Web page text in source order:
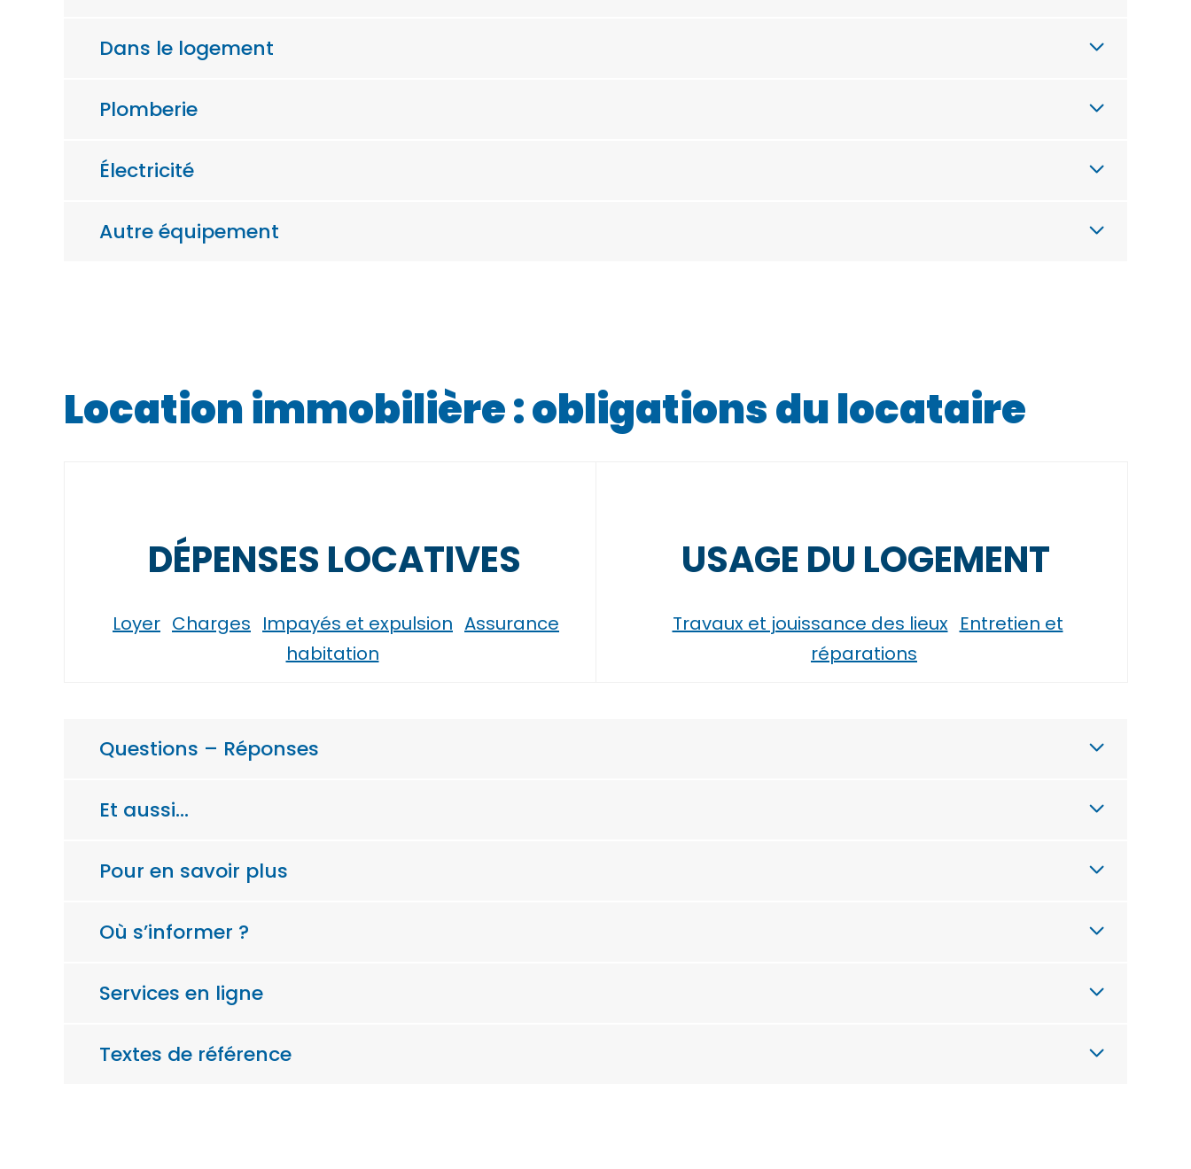
Dans le logement
Plomberie
Électricité
Autre équipement
Location immobilière : obligations du locataire
DÉPENSES LOCATIVES
Loyer Charges Impayés et expulsion Assurance
habitation
USAGE DU LOGEMENT
Travaux et jouissance des lieux Entretien et
réparations
Questions – Réponses
Et aussi…
Pour en savoir plus
Où s’informer ?
Services en ligne
Textes de référence